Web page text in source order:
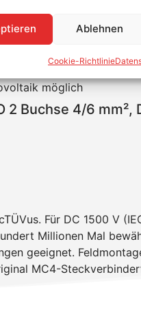
Ablehnen
Cookie-Richtlinie
mit
mit entsprechenden
möglich
Buchse 4/6 mm²,
Für DC 1500 V
Millionen Mal
geeignet.
MC4-